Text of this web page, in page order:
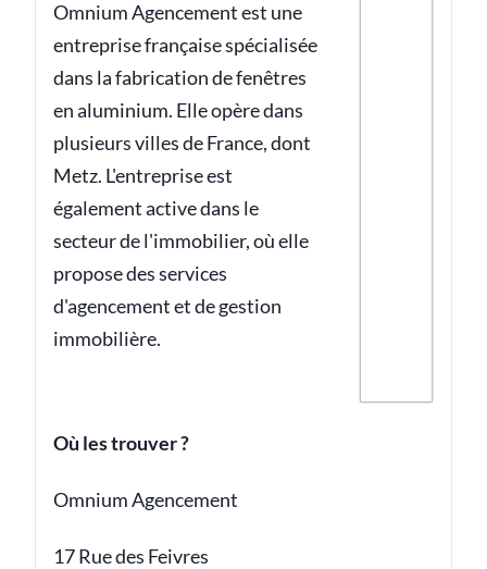
Omnium Agencement est une
entreprise française spécialisée
dans la fabrication de fenêtres
en aluminium. Elle opère dans
plusieurs villes de France, dont
Metz. L'entreprise est
également active dans le
secteur de l'immobilier, où elle
propose des services
d'agencement et de gestion
immobilière.
Où les trouver ?
Omnium Agencement
17 Rue des Feivres